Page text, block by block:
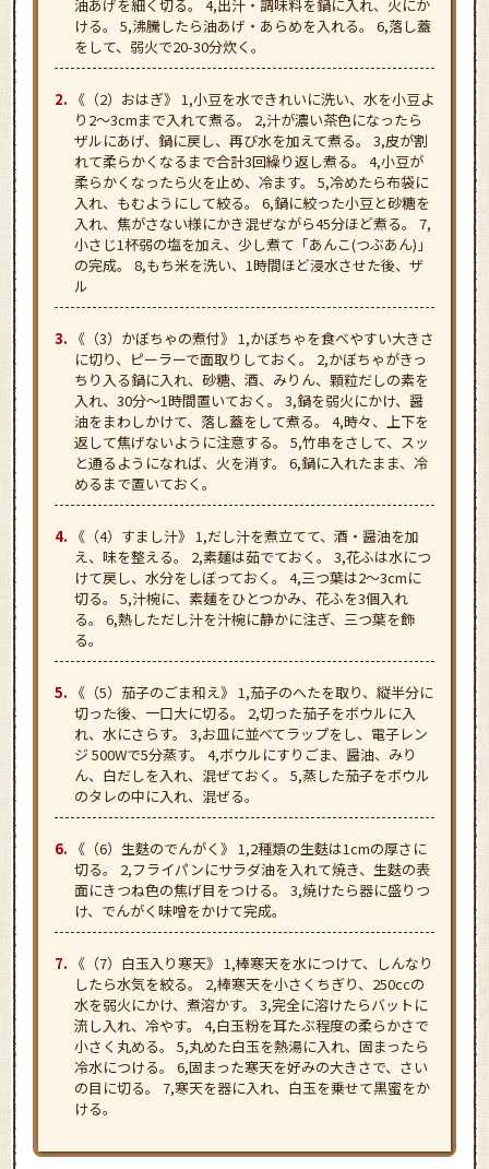
油あげを細く切る。 4,出汁・調味料を鍋に入れ、火にか
ける。 5,沸騰したら油あげ・あらめを入れる。 6,落し蓋
をして、弱火で20-30分炊く。
《（2）おはぎ》 1,小豆を水できれいに洗い、水を小豆よ
り2～3cmまで入れて煮る。 2,汁が濃い茶色になったら
ザルにあげ、鍋に戻し、再び水を加えて煮る。 3,皮が割
れて柔らかくなるまで合計3回繰り返し煮る。 4,小豆が
柔らかくなったら火を止め、冷ます。 5,冷めたら布袋に
入れ、もむようにして絞る。 6,鍋に絞った小豆と砂糖を
入れ、焦がさない様にかき混ぜながら45分ほど煮る。 7,
小さじ1杯弱の塩を加え、少し煮て「あんこ(つぶあん)」
の完成。 8,もち米を洗い、1時間ほど浸水させた後、ザ
ル
《（3）かぼちゃの煮付》 1,かぼちゃを食べやすい大きさ
に切り、ピーラーで面取りしておく。 2,かぼちゃがきっ
ちり入る鍋に入れ、砂糖、酒、みりん、顆粒だしの素を
入れ、30分～1時間置いておく。 3,鍋を弱火にかけ、醤
油をまわしかけて、落し蓋をして煮る。 4,時々、上下を
返して焦げないように注意する。 5,竹串をさして、スッ
と通るようになれば、火を消す。 6,鍋に入れたまま、冷
めるまで置いておく。
《（4）すまし汁》 1,だし汁を煮立てて、酒・醤油を加
え、味を整える。 2,素麺は茹でておく。 3,花ふは水につ
けて戻し、水分をしぼっておく。 4,三つ葉は2～3cmに
切る。 5,汁椀に、素麺をひとつかみ、花ふを3個入れ
る。 6,熱しただし汁を汁椀に静かに注ぎ、三つ葉を飾
る。
《（5）茄子のごま和え》 1,茄子のへたを取り、縦半分に
切った後、一口大に切る。 2,切った茄子をボウルに入
れ、水にさらす。 3,お皿に並べてラップをし、電子レン
ジ 500Wで5分蒸す。 4,ボウルにすりごま、醤油、みり
ん、白だしを入れ、混ぜておく。 5,蒸した茄子をボウル
のタレの中に入れ、混ぜる。
《（6）生麩のでんがく》 1,2種類の生麩は1cmの厚さに
切る。 2,フライパンにサラダ油を入れて焼き、生麩の表
面にきつね色の焦げ目をつける。 3,焼けたら器に盛りつ
け、でんがく味噌をかけて完成。
《（7）白玉入り寒天》 1,棒寒天を水につけて、しんなり
したら水気を絞る。 2,棒寒天を小さくちぎり、250ccの
水を弱火にかけ、煮溶かす。 3,完全に溶けたらバットに
流し入れ、冷やす。 4,白玉粉を耳たぶ程度の柔らかさで
小さく丸める。 5,丸めた白玉を熱湯に入れ、固まったら
冷水につける。 6,固まった寒天を好みの大きさで、さい
の目に切る。 7,寒天を器に入れ、白玉を乗せて黒蜜をか
ける。